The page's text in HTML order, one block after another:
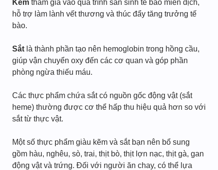
Kẽm tham gia vào quá trình sản sinh tế bào miễn dịch,
hỗ trợ làm lành vết thương và thúc đẩy tăng trưởng tế
bào.
Sắt là thành phần tạo nên hemoglobin trong hồng cầu,
giúp vận chuyển oxy đến các cơ quan và góp phần
phòng ngừa thiếu máu.
Các thực phẩm chứa sắt có nguồn gốc động vật (sắt
heme) thường được cơ thể hấp thu hiệu quả hơn so với
sắt từ thực vật.
Một số thực phẩm giàu kẽm và sắt bạn nên bổ sung
gồm hàu, nghêu, sò, trai, thịt bò, thịt lợn nạc, thịt gà, gan
động vật và trứng. Đối với người ăn chay, có thể lựa